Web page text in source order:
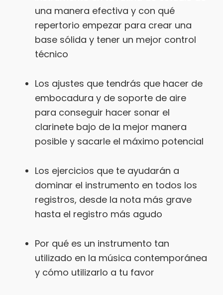
una manera efectiva y con qué
repertorio empezar para crear una
base sólida y tener un mejor control
técnico
Los ajustes que tendrás que hacer de
embocadura y de soporte de aire
para conseguir hacer sonar el
clarinete bajo de la mejor manera
posible y sacarle el máximo potencial
Los ejercicios que te ayudarán a
dominar el instrumento en todos los
registros, desde la nota más grave
hasta el registro más agudo
Por qué es un instrumento tan
utilizado en la música contemporánea
y cómo utilizarlo a tu favor